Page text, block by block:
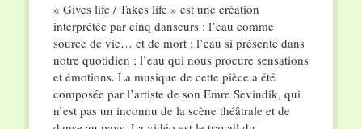
« Gives life / Takes life » est une création
interprétée par cinq danseurs : l’eau comme
source de vie… et de mort ; l’eau si présente dans
notre quotidien ; l’eau qui nous procure sensations
et émotions. La musique de cette pièce a été
composée par l’artiste de son Emre Sevindik, qui
n’est pas un inconnu de la scène théâtrale et de